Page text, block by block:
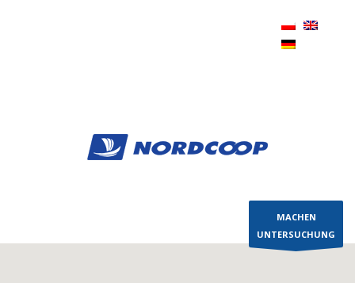
MACHEN
UNTERSUCHUNG